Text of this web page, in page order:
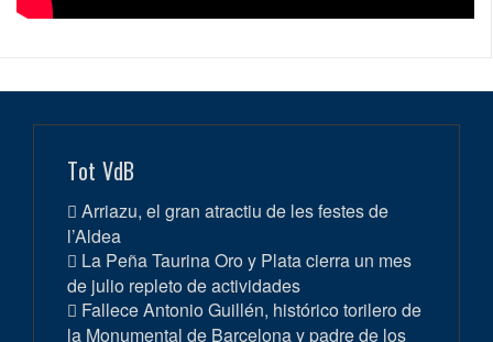
Tot VdB
Arriazu, el gran atractiu de les festes de
l’Aldea
La Peña Taurina Oro y Plata cierra un mes
de julio repleto de actividades
Fallece Antonio Guillén, histórico torilero de
la Monumental de Barcelona y padre de los